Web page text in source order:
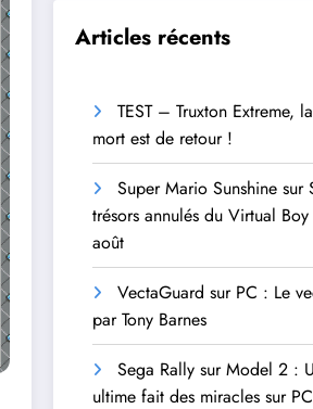
Articles récents
TEST – Truxton Extreme,
mort est de retour !
Super Mario Sunshine sur
trésors annulés du Virtual
août
VectaGuard sur PC : Le
par Tony Barnes
Sega Rally sur Model 2 :
ultime fait des miracles sur